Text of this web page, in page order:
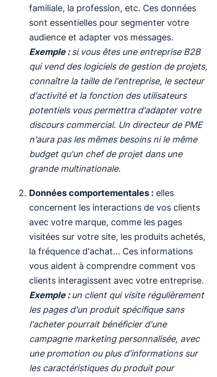
familiale, la profession, etc. Ces données
sont essentielles pour segmenter votre
audience et adapter vos messages.
Exemple :si vous êtes une entreprise B2B
qui vend des logiciels de gestion de projets,
connaître la taille de l'entreprise, le secteur
d'activité et la fonction des utilisateurs
potentiels vous permettra d'adapter votre
discours commercial. Un directeur de PME
n'aura pas les mêmes besoins ni le même
budget qu'un chef de projet dans une
grande multinationale.
Données comportementales : elles
concernent les interactions de vos clients
avec votre marque, comme les pages
visitées sur votre site, les produits achetés,
la fréquence d'achat... Ces informations
vous aident à comprendre comment vos
clients interagissent avec votre entreprise.
Exemple :un client qui visite régulièrement
les pages d'un produit spécifique sans
l'acheter pourrait bénéficier d'une
campagne marketing personnalisée, avec
une promotion ou plus d'informations sur
les caractéristiques du produit pour